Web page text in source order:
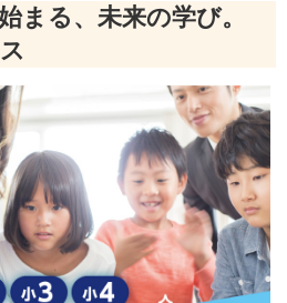
まる、未来の学び。